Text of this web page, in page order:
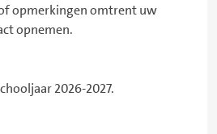
opmerkingen omtrent uw
opnemen.
2026-2027.